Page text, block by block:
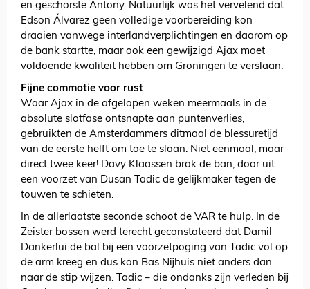
en geschorste Antony. Natuurlijk was het vervelend dat
Edson Álvarez geen volledige voorbereiding kon
draaien vanwege interlandverplichtingen en daarom op
de bank startte, maar ook een gewijzigd Ajax moet
voldoende kwaliteit hebben om Groningen te verslaan.
Fijne commotie voor rust
Waar Ajax in de afgelopen weken meermaals in de
absolute slotfase ontsnapte aan puntenverlies,
gebruikten de Amsterdammers ditmaal de blessuretijd
van de eerste helft om toe te slaan. Niet eenmaal, maar
direct twee keer! Davy Klaassen brak de ban, door uit
een voorzet van Dusan Tadic de gelijkmaker tegen de
touwen te schieten.
In de allerlaatste seconde schoot de VAR te hulp. In de
Zeister bossen werd terecht geconstateerd dat Damil
Dankerlui de bal bij een voorzetpoging van Tadic vol op
de arm kreeg en dus kon Bas Nijhuis niet anders dan
naar de stip wijzen. Tadic – die ondanks zijn verleden bij